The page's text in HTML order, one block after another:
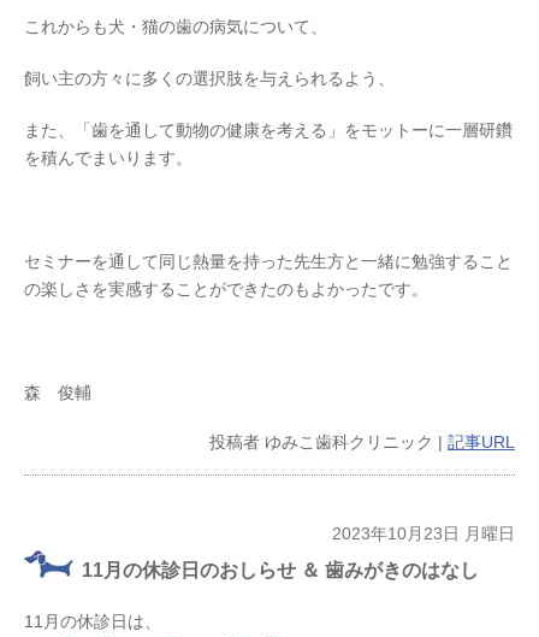
これからも犬・猫の歯の病気について、
飼い主の方々に多くの選択肢を与えられるよう、
また、「歯を通して動物の健康を考える」をモットーに一層研鑽
を積んでまいります。
セミナーを通して同じ熱量を持った先生方と一緒に勉強すること
の楽しさを実感することができたのもよかったです。
森 俊輔
投稿者 ゆみこ歯科クリニック | 記事URL
2023年10月23日 月曜日
11月の休診日のおしらせ ＆ 歯みがきのはなし
11月の休診日は、